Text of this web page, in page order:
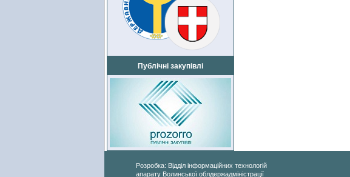
Публічні закупівлі
Розробка: Відділ інформаційних технологій
апарату Волинської облдержадміністрації